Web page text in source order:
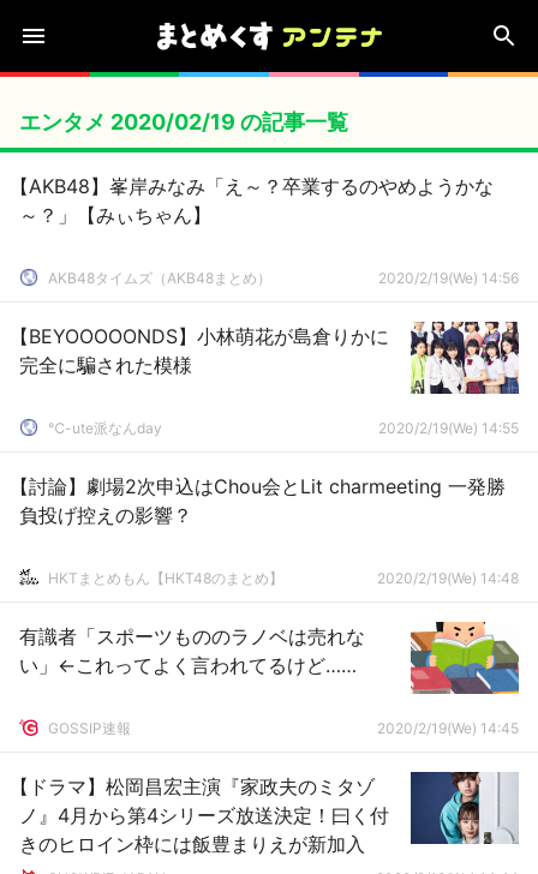
エンタメ 2020/02/19 の記事一覧
【AKB48】峯岸みなみ「え～？卒業するのやめようかな
～？」【みぃちゃん】
AKB48タイムズ（AKB48まとめ） 2020/2/19(We) 14:56
【BEYOOOOONDS】小林萌花が島倉りかに
完全に騙された模様
℃-ute派なんday 2020/2/19(We) 14:55
【討論】劇場2次申込はChou会とLit charmeeting 一発勝
負投げ控えの影響？
HKTまとめもん【HKT48のまとめ】 2020/2/19(We) 14:48
有識者「スポーツもののラノベは売れな
い」←これってよく言われてるけど……
GOSSIP速報 2020/2/19(We) 14:45
【ドラマ】松岡昌宏主演『家政夫のミタゾ
ノ』4月から第4シリーズ放送決定！曰く付
きのヒロイン枠には飯豊まりえが新加入